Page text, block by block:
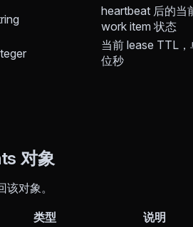
heartbeat 后的当
work item 状态
当前 lease TTL，
位秒
对象
该对象。
类型 说明